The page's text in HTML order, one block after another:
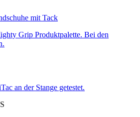
mit Tack
Grip Produktpalette. Bei den
an der Stange getestet.